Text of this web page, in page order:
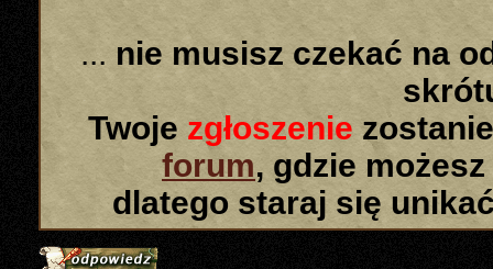
... nie musisz czekać na
Twoje zgłoszenie
forum, gdzie
dlatego staraj się